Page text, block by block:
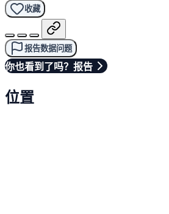
收藏
报告数据问题
你也看到了吗？报告
位置